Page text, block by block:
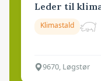
Leder til
Klimastald
9670, Løgstør